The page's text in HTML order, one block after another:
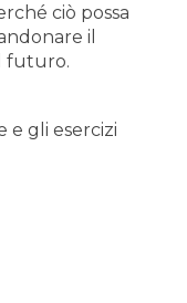
ciò possa
il
futuro.
e gli esercizi